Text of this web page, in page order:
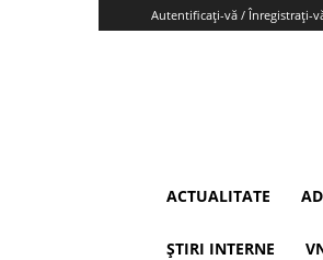
Autentificați-vă / Înregistrați-
ACTUALITATE
ȘTIRI INTERNE